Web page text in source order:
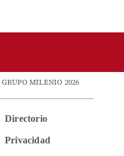
MILENIO 2026
Directorio
Privacidad